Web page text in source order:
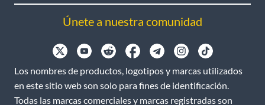
Únete a nuestra comunidad
Los nombres de productos, logotipos y marcas utilizados
en este sitio web son solo para fines de identificación.
Todas las marcas comerciales y marcas registradas son